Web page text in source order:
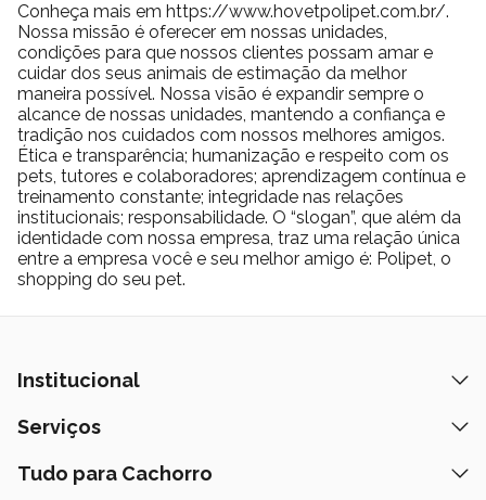
Conheça mais em https://www.hovetpolipet.com.br/.
Nossa missão é oferecer em nossas unidades,
condições para que nossos clientes possam amar e
cuidar dos seus animais de estimação da melhor
maneira possível. Nossa visão é expandir sempre o
alcance de nossas unidades, mantendo a confiança e
tradição nos cuidados com nossos melhores amigos.
Ética e transparência; humanização e respeito com os
pets, tutores e colaboradores; aprendizagem contínua e
treinamento constante; integridade nas relações
institucionais; responsabilidade. O “slogan”, que além da
identidade com nossa empresa, traz uma relação única
entre a empresa você e seu melhor amigo é: Polipet, o
shopping do seu pet.
Institucional
Quem Somos
Prazos de Entrega
Serviços
Banho e Tosa
Tudo para Cachorro